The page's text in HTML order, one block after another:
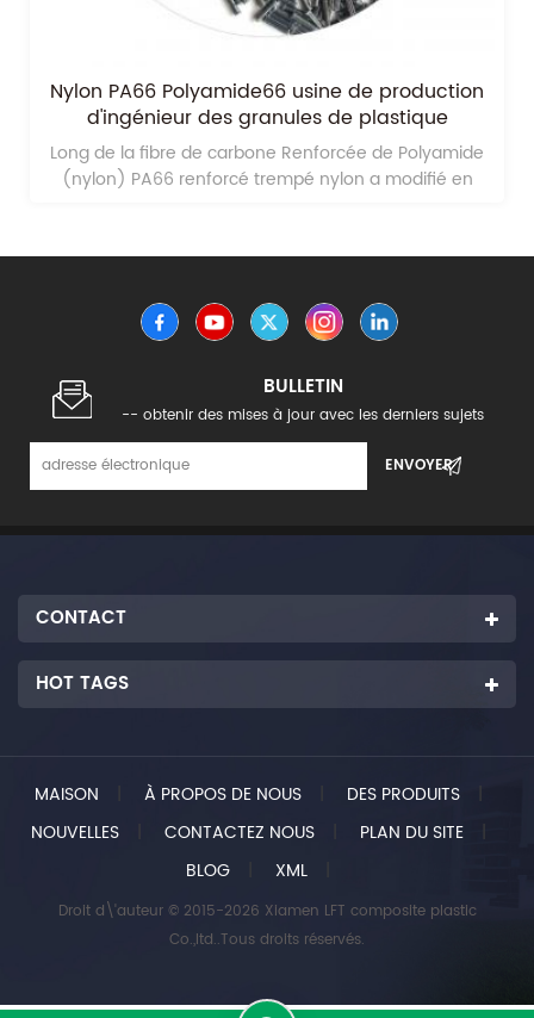
Nylon PA66 Polyamide66 usine de production
d'ingénieur des granules de plastique
Long de la fibre de carbone Renforcée de Polyamide
(nylon) PA66 renforcé trempé nylon a modifié en
BULLETIN
-- obtenir des mises à jour avec les derniers sujets
CONTACT
HOT TAGS
MAISON À PROPOS DE NOUS DES PRODUITS
|
NOUVELLES
CONTACTEZ NOUS PLAN DU SITE
BLOG
XML
Droit d\'auteur © 2015-2026 Xiamen LFT composite plastic
Co.,ltd..Tous droits réservés.